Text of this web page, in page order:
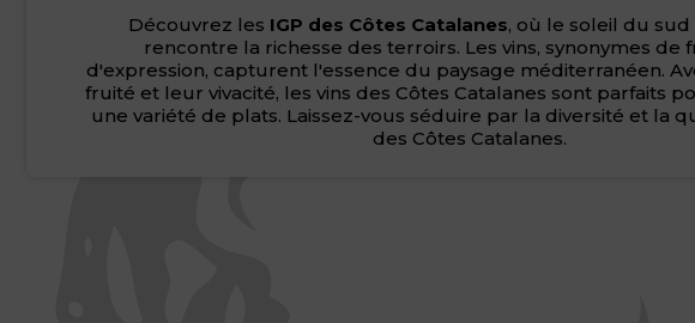
Découvrez les IGP des Côtes Catalanes, où le soleil du sud
rencontre la richesse des terroirs. Les vins, synonymes de
d'expression, capturent l'essence du paysage méditerranéen.
fruité et leur vivacité, les vins des Côtes Catalanes sont parfaits
une variété de plats. Laissez-vous séduire par la diversité et la
des Côtes Catalanes.